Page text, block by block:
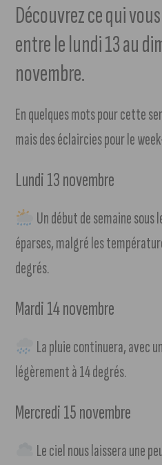
Découvrez ce qui
entre le lundi 13 au
novembre.
En quelques mots pour cette
mais des éclaircies pour le
Lundi 13 novembre
Un début de semaine sous
éparses, malgré les
degrés.
Mardi 14 novembre
La pluie continuera, avec
légèrement à 14 degrés.
Mercredi 15 novembre
Le ciel nous laissera une